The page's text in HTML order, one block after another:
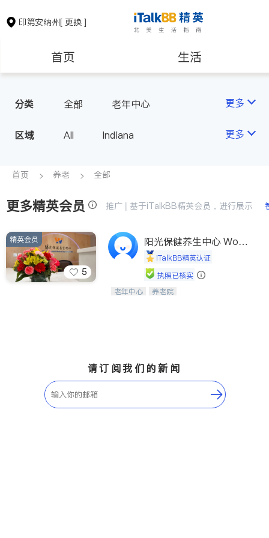
印第安纳州[ 更换 ]
首页 生活
房地产租售
建筑装修
养老 非盈利组织
分类 全部 老年中心 更多
区域 All Indiana 更多
首页 养老 全部
更多精英会员 推广 | 基于iTalkBB精英会员，进行展示
5
精英会员
阳光保健养生中心 World
shineiTalkBB精英认证
执照已核实
阳光保健养生中心为老年人提供日间护
老年中心 养老院
请订阅我们的新闻